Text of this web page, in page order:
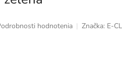
hodnotenia Značka: E-